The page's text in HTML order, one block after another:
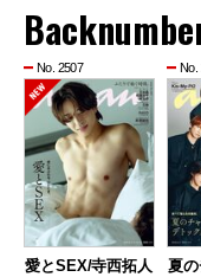
No. 2507
愛とSEX/寺西拓人
No.
夏